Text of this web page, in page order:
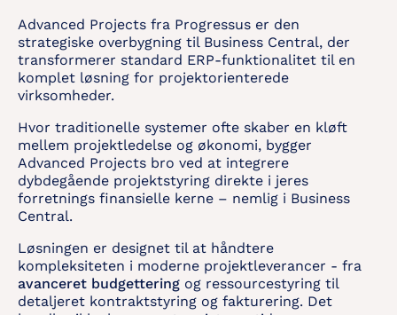
Advanced Projects fra Progressus er den
strategiske overbygning til Business Central, der
transformerer standard ERP-funktionalitet til en
komplet løsning for projektorienterede
virksomheder.
Hvor traditionelle systemer ofte skaber en kløft
mellem projektledelse og økonomi, bygger
Advanced Projects bro ved at integrere
dybdegående projektstyring direkte i jeres
forretnings finansielle kerne – nemlig i Business
Central.
Løsningen er designet til at håndtere
kompleksiteten i moderne projektleverancer - fra
avanceret budgettering og ressourcestyring til
detaljeret kontraktstyring og fakturering. Det